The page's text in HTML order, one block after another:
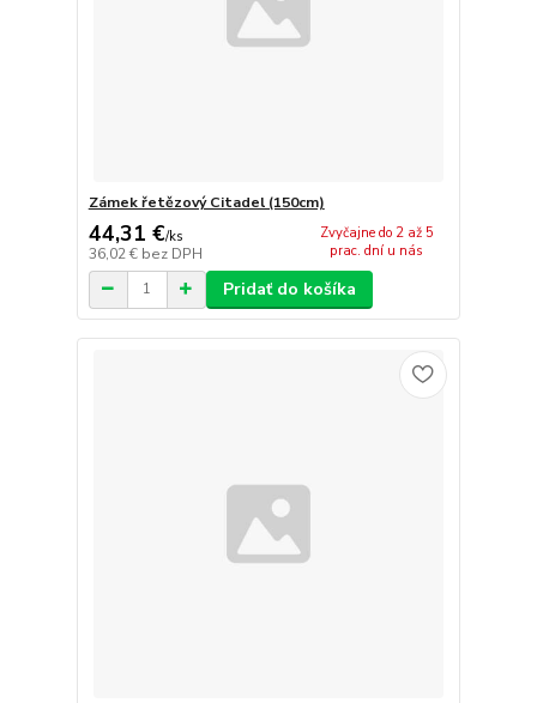
Zámek řetězový Citadel (150cm)
44,31 €/ks
36,02 € bez DPH
Zvyčajne do 2 až 5
prac. dní u nás
Pridať do košíka